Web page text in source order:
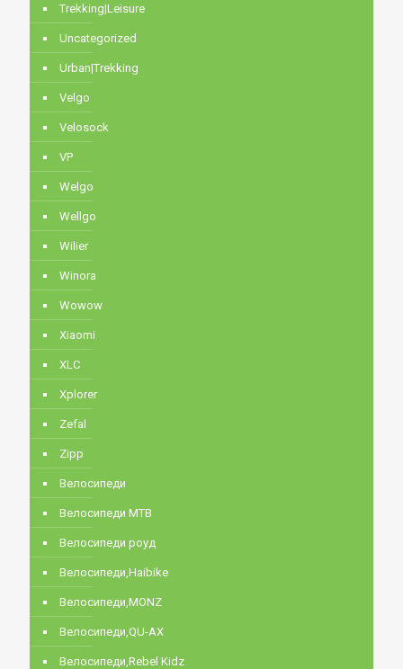
Trekking|Leisure
Uncategorized
Urban|Trekking
Velgo
Velosock
VP
Welgo
Wellgo
Wilier
Winora
Wowow
Xiaomi
XLC
Xplorer
Zefal
Zipp
Велосипеди
Велосипеди MTB
Велосипеди роуд
Велосипеди,Haibike
Велосипеди,MONZ
Велосипеди,QU-AX
Велосипеди,Rebel Kidz